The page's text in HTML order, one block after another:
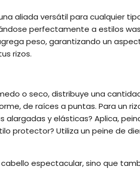
aliada versátil para cualquier
perfectamente a estilos
peso, garantizando un
rizos.
o seco, distribuye una
de raíces a puntas. Para un
alargadas y elásticas? Aplica,
protector? Utiliza un peine de
espectacular, sino que